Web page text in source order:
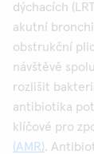
dýchacích
akutní
obstrukční
návštěvě
rozlišit
antibiotika
klíčové pro
(AMR).